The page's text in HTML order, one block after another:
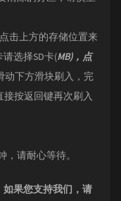
击上方的存储位置来
选择SD卡(MB)，点
动下方滑块刷入，完
按返回键再次刷入
请耐心等待。
如果您支持我们，请